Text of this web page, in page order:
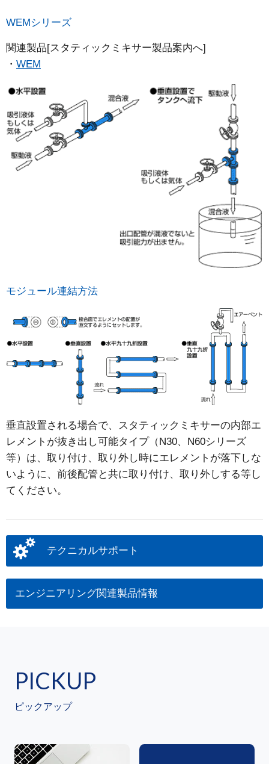
WEMシリーズ
関連製品[スタティックミキサー製品案内へ]
WEM
モジュール連結方法
垂直設置される場合で、スタティックミキサーの内部エ
レメントが抜き出し可能タイプ（N30、N60シリーズ
等）は、取り付け、取り外し時にエレメントが落下しな
いように、前後配管と共に取り付け、取り外しする等し
てください。
テクニカルサポート
エンジニアリング関連製品情報
PICKUP
ピックアップ